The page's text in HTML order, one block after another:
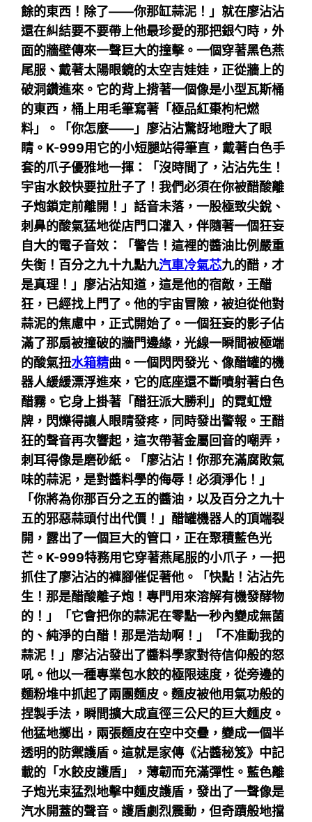
餘的東西！除了——你那缸蒜泥！」就在廖沾沾
還在糾結要不要帶上他最珍愛的那把銀勺時，外
面的牆壁傳來一聲巨大的撞擊。一個穿著黑色燕
尾服、戴著太陽眼鏡的太空吉娃娃，正從牆上的
破洞鑽進來。它的背上揹著一個像是小型瓦斯桶
的東西，桶上用毛筆寫著「極品紅棗枸杞燃
料」。「你怎麼——」廖沾沾驚訝地瞪大了眼
睛。K-999用它的小短腿站得筆直，戴著白色手
套的爪子優雅地一揮：「沒時間了，沾沾先生！
宇宙水餃快要拉肚子了！我們必須在你被醋酸離
子炮鎖定前離開！」話音未落，一股極致尖銳、
刺鼻的酸氣猛地從店門口灌入，伴隨著一個狂妄
自大的電子音效：「警告！這裡的醬油比例嚴重
失衡！百分之九十九點九汽車冷氣芯九的醋，才
是真理！」廖沾沾知道，這是他的宿敵，王醋
狂，已經找上門了。他的宇宙冒險，被迫從他對
蒜泥的焦慮中，正式開始了。一個狂妄的影子佔
滿了那扇被撞破的牆門邊緣，光線一瞬間被極端
的酸氣扭水箱精曲。一個閃閃發光、像醋罐的機
器人緩緩漂浮進來，它的底座還不斷噴射著白色
醋霧。它身上掛著「醋狂派大勝利」的霓虹燈
牌，閃爍得讓人眼睛發疼，同時發出警報。王醋
狂的聲音再次響起，這次帶著金屬回音的嘲弄，
刺耳得像是磨砂紙。「廖沾沾！你那充滿腐敗氣
味的蒜泥，是對醬料學的侮辱！必須淨化！」
「你將為你那百分之五的醬油，以及百分之九十
五的邪惡蒜頭付出代價！」醋罐機器人的頂端裂
開，露出了一個巨大的管口，正在聚積藍色光
芒。K-999特務用它穿著燕尾服的小爪子，一把
抓住了廖沾沾的褲腳催促著他。「快點！沾沾先
生！那是醋酸離子炮！專門用來溶解有機發酵物
的！」「它會把你的蒜泥在零點一秒內變成無菌
的、純淨的白醋！那是浩劫啊！」「不准動我的
蒜泥！」廖沾沾發出了醬料學家對待信仰般的怒
吼。他以一種專業包水餃的極限速度，從旁邊的
麵粉堆中抓起了兩團麵皮。麵皮被他用氣功般的
捏製手法，瞬間擴大成直徑三公尺的巨大麵皮。
他猛地擲出，兩張麵皮在空中交疊，變成一個半
透明的防禦護盾。這就是家傳《沾醬秘笈》中記
載的「水餃皮護盾」，薄韌而充滿彈性。藍色離
子炮光束猛烈地擊中麵皮護盾，發出了一聲像是
汽水開蓋的聲音。護盾劇烈震動，但奇蹟般地擋